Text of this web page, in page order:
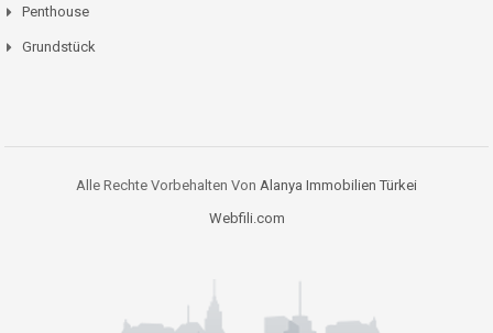
Penthouse
Grundstück
Alle Rechte Vorbehalten Von Alanya Immobilien Türkei
Webfili.com